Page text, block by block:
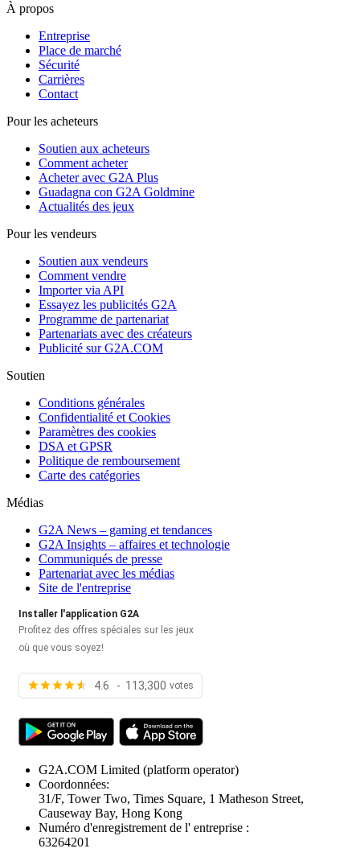
À propos
Entreprise
Place de marché
Sécurité
Carrières
Contact
Pour les acheteurs
Soutien aux acheteurs
Comment acheter
Acheter avec G2A Plus
Guadagna con G2A Goldmine
Actualités des jeux
Pour les vendeurs
Soutien aux vendeurs
Comment vendre
Importer via API
Essayez les publicités G2A
Programme de partenariat
Partenariats avec des créateurs
Publicité sur G2A.COM
Soutien
Conditions générales
Confidentialité et Cookies
Paramètres des cookies
DSA et GPSR
Politique de remboursement
Carte des catégories
Médias
G2A News – gaming et tendances
G2A Insights – affaires et technologie
Communiqués de presse
Partenariat avec les médias
Site de l'entreprise
Installer l'application G2A
Profitez des offres spéciales sur les jeux
où que vous soyez!
4.6 - 113,300 votes
G2A.COM Limited (platform operator)
Coordonnées:
31/F, Tower Two, Times Square, 1 Matheson Street,
Causeway Bay, Hong Kong
Numéro d'enregistrement de l' entreprise :
63264201